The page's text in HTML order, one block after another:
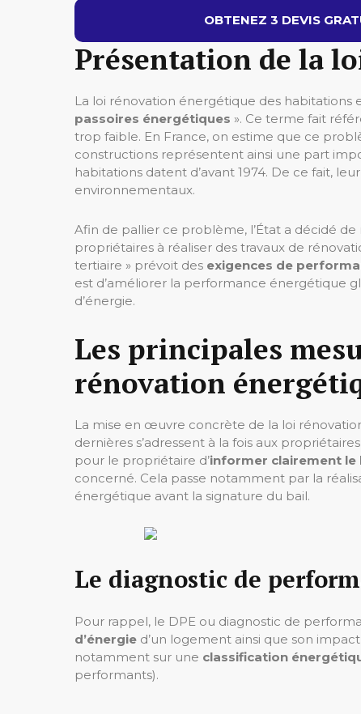
OBTENEZ 3 DEVIS
Présentation de la
La loi rénovation énergétique des
passoires énergétiques ». Ce terme fait
trop faible. En France, on estime que ce
constructions représentent ainsi une part
habitations datent d’avant 1974. De ce fait,
environnementaux.
Afin de pallier ce problème, l’État a décidé
propriétaires à réaliser des travaux de
tertiaire » prévoit des exigences de
est d’améliorer la performance énergétique
d’énergie.
Les principales
rénovation
La mise en œuvre concrète de la loi
dernières s’adressent à la fois aux
pour le propriétaire d’informer clairement
concerné. Cela passe notamment par la
énergétique avant la signature du bail.
Le diagnostic de
Pour rappel, le DPE ou diagnostic de
d’énergie d’un logement ainsi que son
notamment sur une classification
performants).